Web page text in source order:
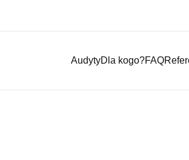
AudytyDla kogo?FAQ